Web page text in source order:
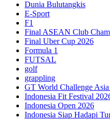
Dunia Bulutangkis
E-Sport
F1
Final ASEAN Club
Final Uber Cup 2026
Formula 1
FUTSAL
golf
grappling
GT World Challenge
Indonesia Fit Festival
Indonesia Open 2026
Indonesia Siap Hadapi